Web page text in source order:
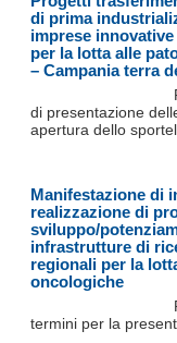
di prima
imprese
per la lotta alle
– Campania terra
di presentazione
apertura dello
Manifestazione di
realizzazione di
sviluppo/
infrastrutture di
regionali per la
oncologiche
termini per la